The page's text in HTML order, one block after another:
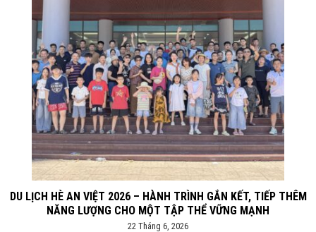
DU LỊCH HÈ AN VIỆT 2026 – HÀNH TRÌNH GẮN KẾT, TIẾP THÊM
NĂNG LƯỢNG CHO MỘT TẬP THỂ VỮNG MẠNH
22 Tháng 6, 2026